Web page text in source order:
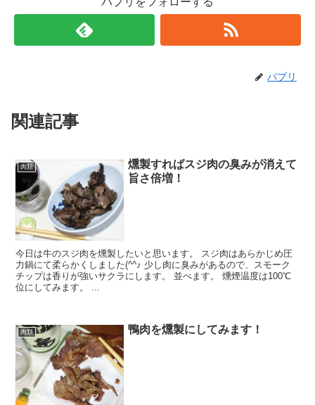
パプリ
関連記事
肉類
燻製すればスジ肉の臭みが消えて
旨さ倍増！
今日は牛のスジ肉を燻製したいと思います。 スジ肉はあらかじめ圧
力鍋にて柔らかくしました(^^♪ 少し肉に臭みがあるので、スモーク
チップは香りが強いサクラにします。 並べます。 燻煙温度は100℃
位にしてみます。 ...
肉類 鴨肉を燻製にしてみます！